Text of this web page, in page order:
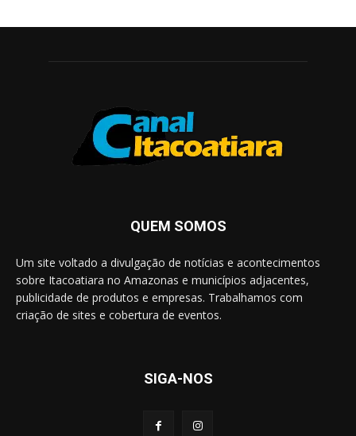
QUEM SOMOS
Um site voltado a divulgação de notícias e acontecimentos
sobre Itacoatiara no Amazonas e municípios adjacentes,
publicidade de produtos e empresas. Trabalhamos com
criação de sites e cobertura de eventos.
SIGA-NOS